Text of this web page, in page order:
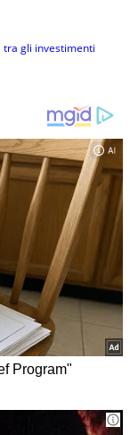
tra gli investimenti